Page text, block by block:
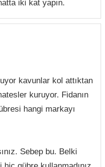
iki kat yapın.
kavunlar kol attıktan
kuruyor. Fidanın
hangi markayı
Sebep bu. Belki